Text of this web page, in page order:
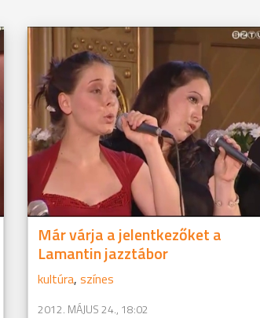
Már várja a jelentkezőket a
Lamantin jazztábor
kultúra, színes
2012. MÁJUS 24., 18:02